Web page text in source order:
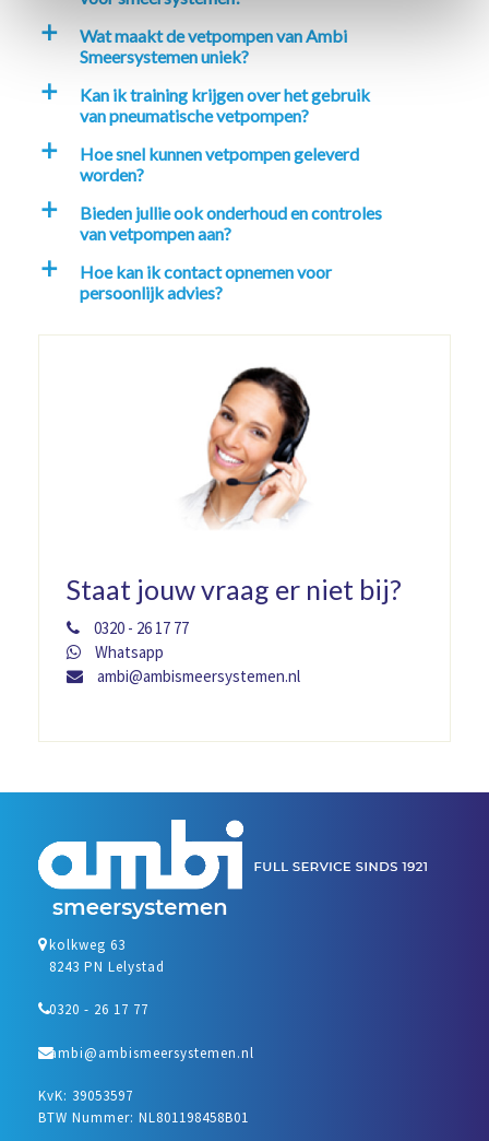
a
Wat maakt de vetpompen van Ambi
Smeersystemen uniek?
a
Kan ik training krijgen over het gebruik
van pneumatische vetpompen?
a
Hoe snel kunnen vetpompen geleverd
worden?
a
Bieden jullie ook onderhoud en controles
van vetpompen aan?
a
Hoe kan ik contact opnemen voor
persoonlijk advies?
Staat jouw vraag er niet bij?
0320 - 26 17 77
Whatsapp
ambi@ambismeersystemen.nl
kolkweg 63
8243 PN Lelystad
0320 - 26 17 77
ambi@ambismeersystemen.nl
KvK: 39053597
BTW Nummer: NL801198458B01